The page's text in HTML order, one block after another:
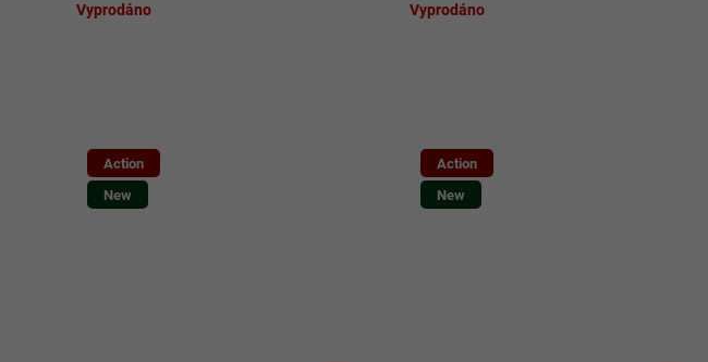
Vyprodáno Vyprodáno
Action
New
Action
New